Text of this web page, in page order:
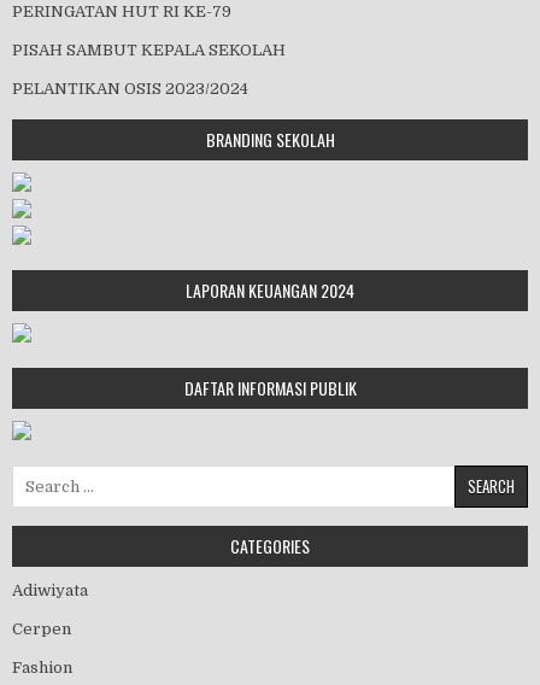
PERINGATAN HUT RI KE-79
PISAH SAMBUT KEPALA SEKOLAH
PELANTIKAN OSIS 2023/2024
BRANDING SEKOLAH
LAPORAN KEUANGAN 2024
DAFTAR INFORMASI PUBLIK
CATEGORIES
Adiwiyata
Cerpen
Fashion